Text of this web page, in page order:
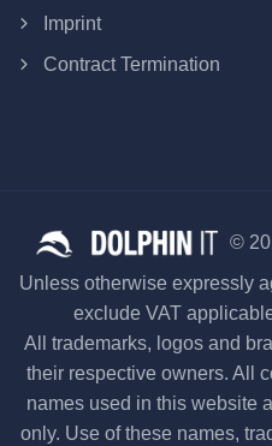
Imprint
Contract Termination
©
Unless otherwise expressly
exclude VAT
All trademarks, logos and
their respective owners. All
names used in this website
only. Use of these names,